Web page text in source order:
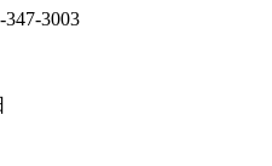
3003